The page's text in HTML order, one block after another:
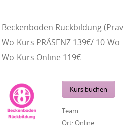
Beckenboden Rückbildung
Wo-Kurs PRÄSENZ 139€/ 10-
Wo-Kurs Online 119€
Kurs buchen
Team
Ort:Online